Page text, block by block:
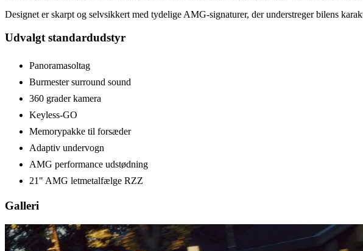
Designet er skarpt og selvsikkert med tydelige AMG-signaturer, der understreger bilens
Udvalgt standardudstyr
Panoramasoltag
Burmester surround sound
360 grader kamera
Keyless-GO
Memorypakke til forsæder
Adaptiv undervogn
AMG performance udstødning
21" AMG letmetalfælge RZZ
Galleri